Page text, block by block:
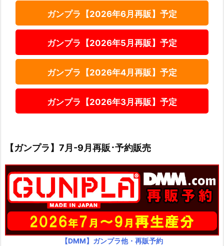
ガンプラ【2026年6月再販】予定
ガンプラ【2026年5月再販】予定
ガンプラ【2026年4月再販】予定
ガンプラ【2026年3月再販】予定
【ガンプラ】7月-9月再販･予約販売
【DMM】ガンプラ他・再販予約